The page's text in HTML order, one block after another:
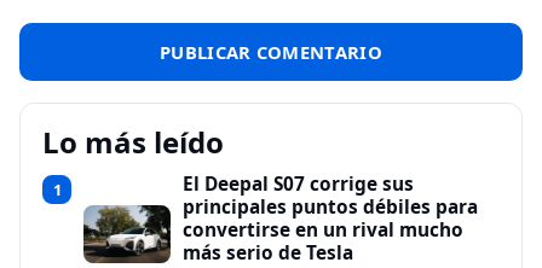
Lo más leído
1
El Deepal S07 corrige sus
principales puntos débiles para
convertirse en un rival mucho
más serio de Tesla